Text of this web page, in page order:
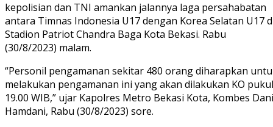
kepolisian dan TNI amankan jalannya laga persahabatan
antara Timnas Indonesia U17 dengan Korea Selatan U17
Stadion Patriot Chandra Baga Kota Bekasi. Rabu
(30/8/2023) malam.
“Personil pengamanan sekitar 480 orang diharapkan
melakukan pengamanan ini yang akan dilakukan KO pukul
19.00 WIB,” ujar Kapolres Metro Bekasi Kota, Kombes Dani
Hamdani, Rabu (30/8/2023) sore.